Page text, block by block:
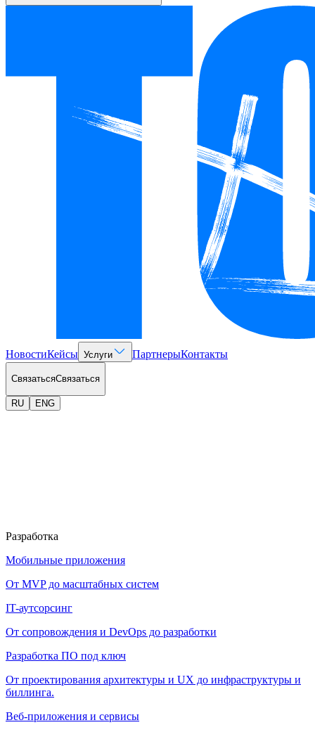
НовостиКейсы Услуги ПартнерыКонтакты
СвязатьсяСвязаться
RU ENG
Разработка
Мобильные приложения
От MVP до масштабных систем
IT-аутсорсинг
От сопровождения и DevOps до разработки
Разработка ПО под ключ
От проектирования архитектуры и UX до инфраструктуры и
биллинга.
Веб-приложения и сервисы